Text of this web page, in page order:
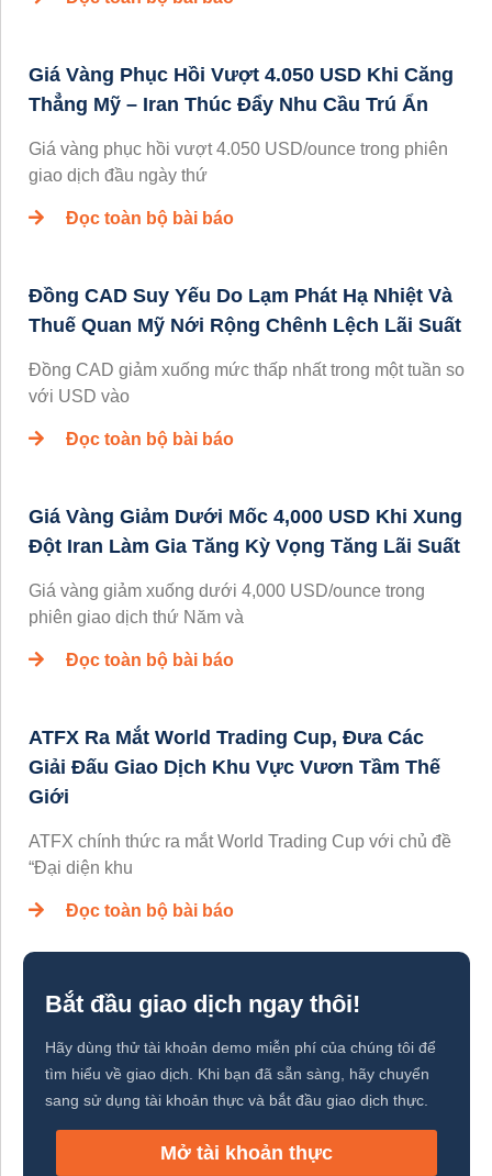
Giá Vàng Phục Hồi Vượt 4.050 USD Khi Căng
Thẳng Mỹ – Iran Thúc Đẩy Nhu Cầu Trú Ẩn
Giá vàng phục hồi vượt 4.050 USD/ounce trong phiên
giao dịch đầu ngày thứ
Đọc toàn bộ bài báo
Đồng CAD Suy Yếu Do Lạm Phát Hạ Nhiệt Và
Thuế Quan Mỹ Nới Rộng Chênh Lệch Lãi Suất
Đồng CAD giảm xuống mức thấp nhất trong một tuần so
với USD vào
Đọc toàn bộ bài báo
Giá Vàng Giảm Dưới Mốc 4,000 USD Khi Xung
Đột Iran Làm Gia Tăng Kỳ Vọng Tăng Lãi Suất
Giá vàng giảm xuống dưới 4,000 USD/ounce trong
phiên giao dịch thứ Năm và
Đọc toàn bộ bài báo
ATFX Ra Mắt World Trading Cup, Đưa Các
Giải Đấu Giao Dịch Khu Vực Vươn Tầm Thế
Giới
ATFX chính thức ra mắt World Trading Cup với chủ đề
“Đại diện khu
Đọc toàn bộ bài báo
Bắt đầu giao dịch ngay thôi!
Hãy dùng thử tài khoản demo miễn phí của chúng tôi để
tìm hiểu về giao dịch. Khi bạn đã sẵn sàng, hãy chuyển
sang sử dụng tài khoản thực và bắt đầu giao dịch thực.
Mở tài khoản thực